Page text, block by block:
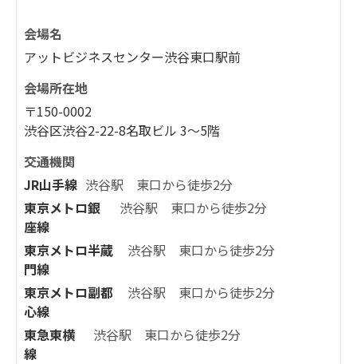
会場名
アットビジネスセンター渋谷東口駅前
会場所在地
〒150-0002
渋谷区渋谷2-22-8名取ビル 3〜5階
交通機関
JR山手線 渋谷駅 東口から徒歩2分
東京メトロ銀
座線
渋谷駅 東口から徒歩2分
東京メトロ半蔵
門線
渋谷駅 東口から徒歩2分
東京メトロ副都
心線
渋谷駅 東口から徒歩2分
東急東横
線
渋谷駅 東口から徒歩2分